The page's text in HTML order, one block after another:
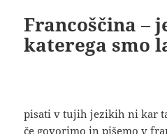
Francoščina –
katerega smo
pisati v tujih jezikih ni kar
če govorimo in pišemo v